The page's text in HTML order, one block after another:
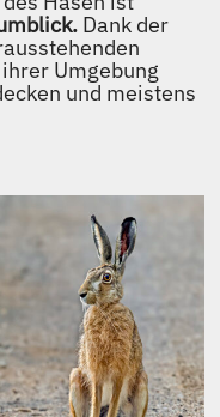
Dank der
Umgebung
und meistens